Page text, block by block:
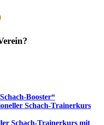
Booster“
Schach-Trainerkurs
Schach-Trainerkurs mit